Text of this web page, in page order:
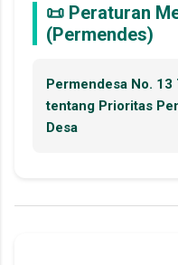
📜 Peraturan
(Permendes)
Permendesa No. 13
tentang Prioritas
Desa